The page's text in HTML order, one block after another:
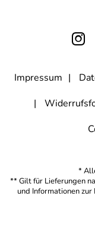
den Link
Datenschutzerklärung
Impressum
*
** Gilt für Lieferungen
und Informationen